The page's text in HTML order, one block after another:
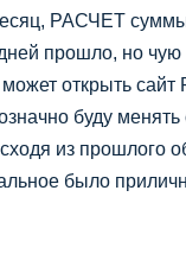
РАСЧЕТ
прошло, но чую
открыть сайт
буду менять
из прошлого
было